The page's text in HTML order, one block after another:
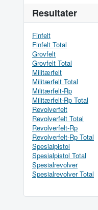
Resultater
Finfelt
Finfelt Total
Grovfelt
Grovfelt Total
Militærfelt
Militærfelt Total
Militærfelt-Rp
Militærfelt-Rp Total
Revolverfelt
Revolverfelt Total
Revolverfelt-Rp
Revolverfelt-Rp Total
Spesialpistol
Spesialpistol Total
Spesialrevolver
Spesialrevolver Total